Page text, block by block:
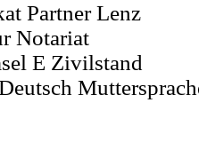
Partner Lenz
Notariat
E Zivilstand